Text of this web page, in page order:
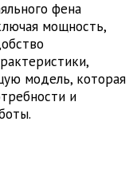
фена
мощность,
модель, которая
и